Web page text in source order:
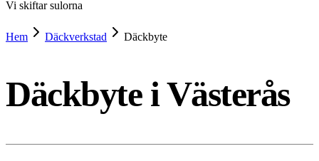
Vi skiftar sulorna
Hem Däckverkstad Däckbyte
Däckbyte i Västerås